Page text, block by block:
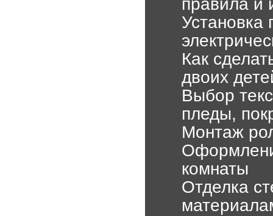
Установка
Как
двоих
Выбор
пледы,
Монтаж
комнаты
Отделка